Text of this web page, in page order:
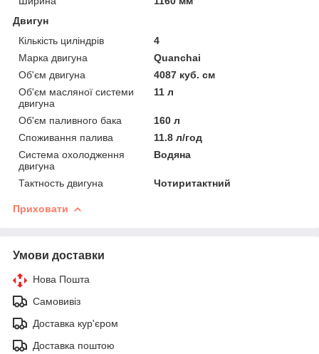
Двигун
Кількість циліндрів
4
Марка двигуна
Quanchai
Об'єм двигуна
4087 куб. см
Об'єм масляної системи
двигуна
11 л
Об'єм паливного бака
160 л
Споживання палива
11.8 л/год
Система охолодження
двигуна
Водяна
Тактность двигуна Чотиритактний
Приховати
Умови доставки
Нова Пошта
Самовивіз
Доставка кур'єром
Доставка поштою